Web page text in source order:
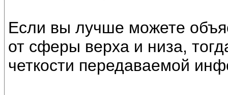
Если вы лучше можете
от сферы верха и низа,
четкости передаваемой